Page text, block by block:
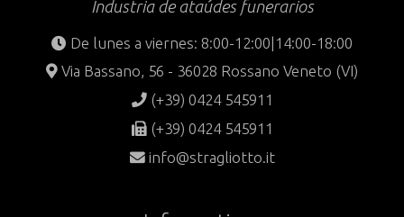
Industria de ataúdes funerarios
De lunes a viernes: 8:00-12:00|14:00-18:00
Via Bassano, 56 - 36028 Rossano Veneto (VI)
(+39) 0424 545911
(+39) 0424 545911
info@stragliotto.it